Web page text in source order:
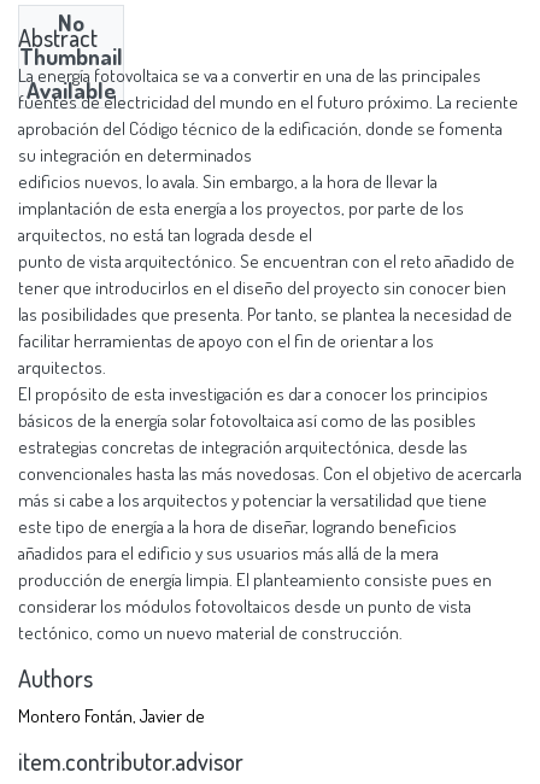
No
Thumbnail
Available
Abstract
La energía fotovoltaica se va a convertir en una de las principales
fuentes de electricidad del mundo en el futuro próximo. La reciente
aprobación del Código técnico de la edificación, donde se fomenta
su integración en determinados
edificios nuevos, lo avala. Sin embargo, a la hora de llevar la
implantación de esta energía a los proyectos, por parte de los
arquitectos, no está tan lograda desde el
punto de vista arquitectónico. Se encuentran con el reto añadido de
tener que introducirlos en el diseño del proyecto sin conocer bien
las posibilidades que presenta. Por tanto, se plantea la necesidad de
facilitar herramientas de apoyo con el fin de orientar a los
arquitectos.
El propósito de esta investigación es dar a conocer los principios
básicos de la energía solar fotovoltaica así como de las posibles
estrategias concretas de integración arquitectónica, desde las
convencionales hasta las más novedosas. Con el objetivo de acercarla
más si cabe a los arquitectos y potenciar la versatilidad que tiene
este tipo de energía a la hora de diseñar, logrando beneficios
añadidos para el edificio y sus usuarios más allá de la mera
producción de energía limpia. El planteamiento consiste pues en
considerar los módulos fotovoltaicos desde un punto de vista
tectónico, como un nuevo material de construcción.
Authors
Montero Fontán, Javier de
item.contributor.advisor